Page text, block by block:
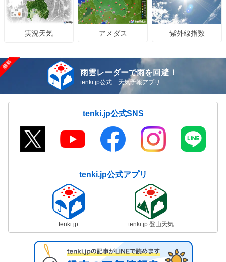
実況天気 アメダス 紫外線指数
雨雲レーダーで雨を回避！
tenki.jp公式 天気予報アプリ
tenki.jp公式SNS
tenki.jp公式アプリ
tenki.jp tenki.jp 登山天気